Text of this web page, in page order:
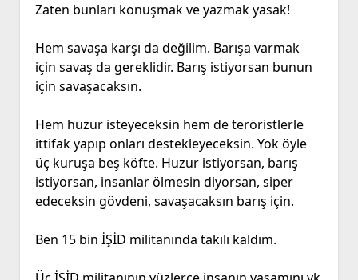
Zaten bunları konuşmak ve yazmak yasak!
Hem savaşa karşı da değilim. Barışa varmak
için savaş da gereklidir. Barış istiyorsan bunun
için savaşacaksın.
Hem huzur isteyeceksin hem de teröristlerle
ittifak yapıp onları destekleyeceksin. Yok öyle
üç kuruşa beş köfte. Huzur istiyorsan, barış
istiyorsan, insanlar ölmesin diyorsan, siper
edeceksin gövdeni, savaşacaksın barış için.
Ben 15 bin İŞİD militanında takılı kaldım.